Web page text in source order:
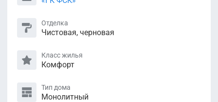
Отделка
Чистовая, черновая
Класс жилья
Комфорт
Тип дома
Монолитный